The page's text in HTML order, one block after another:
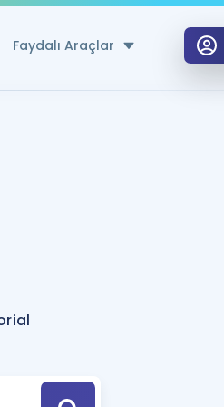
Faydalı Araçlar
Hesaplama Aracı
için Öneriler
Tek Takvimde
Hoca ile seni sınava